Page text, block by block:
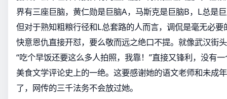
界有三座巨脑，黄仁勋是巨脑A，马斯克是巨脑B，L总是
但对于熟知粗粮行径和L总套路的人而言，调侃是毫无必
快意恩仇直接开怼，要么敬而远之绝口不提。就像武汉街
“吃个早饭还要这么多人拍照，我靠！”直接又锋利，没有
美食文学评论史上的一绝。这要感谢她的语文老师和未成
了，网传的三千法务不会放过她。